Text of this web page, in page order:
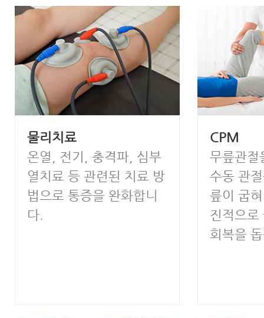
물리치료
온열, 전기, 충격파, 심부
열치료 등 관련된 치료 방
법으로 통증을 완화합니
다.
CPM
무릎관절
수동 관
릎이 굽
진적으로
회복을